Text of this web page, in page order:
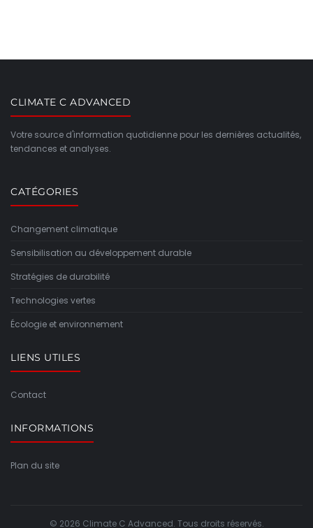
CLIMATE C ADVANCED
Votre source d'information quotidienne pour les dernières actualités,
tendances et analyses.
CATÉGORIES
Changement climatique
Sensibilisation au développement durable
Stratégies de durabilité
Technologies vertes
Écologie et environnement
LIENS UTILES
Contact
INFORMATIONS
Plan du site
© 2026 Climate C Advanced. Tous droits réservés.